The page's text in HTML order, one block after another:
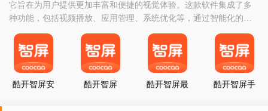
它旨在为用户提供更加丰富和便捷的视觉体验。这款软件集成了多
种功能，包括视频播放、应用管理、系统优化等，通过智能化的操
作界面，让用户能够轻松地对电视或显示器进行个性化设置和控
制。酷开智屏软件的界面设计简洁直观，使得用户即使没有技术背
景也能快速上手。软件支持高清视频播放，能够流畅地播放各种格
式的视频文件，让用户享受到高清晰度的影视内容。此外，它
酷开智屏安
酷开智屏
酷开智屏最
酷开智屏手